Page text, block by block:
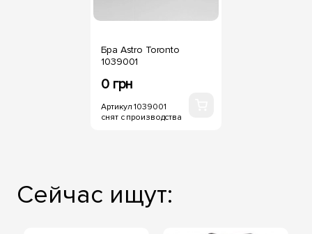
Бра Astro Toronto
1039001
0 грн
Артикул 1039001
снят с производства
Сейчас ищут: